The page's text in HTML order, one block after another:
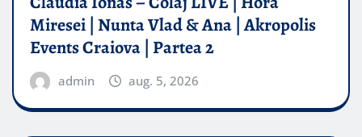
Miresei | Nunta Vlad & Ana | Akropolis
Events Craiova | Partea 2
admin aug. 5, 2026